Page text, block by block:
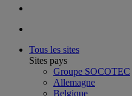
Tous les sites
Sites pays
Groupe SOCOTEC
Allemagne
Belgique